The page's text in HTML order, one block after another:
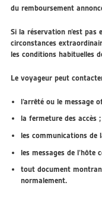
du remboursement
Si la réservation n’est pas
circonstances
les conditions habituelles
Le voyageur peut
l’arrêté ou le message
la fermeture des accès ;
les communications de
les messages de l’hôte
tout document
normalement.